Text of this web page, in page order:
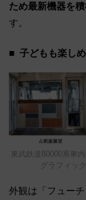
ため最新機器を
す。
子どもも楽し
東武鉄道80000系車
グラフィッ
外観は「フュー